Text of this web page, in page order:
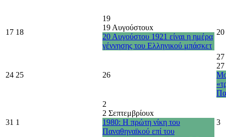
17 18
19
19 Αυγούστουx
20 Αυγούστου 1921 είναι η ημέρα
γέννησης του Ελληνικού μπάσκετ
20
24 25 26
27
31 1
2
2 Σεπτεμβρίουx
1980: Η πρώτη νίκη του
Παναθηναϊκού επί του
3